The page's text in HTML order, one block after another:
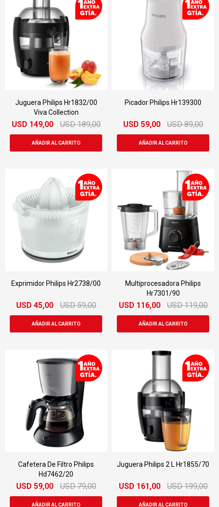
Juguera Philips Hr1832/00
Viva Collection
USD 149,00 USD 189,00
Picador Philips Hr139300
USD 59,00 USD 89,00
Exprimidor Philips Hr2738/00
USD 45,00 USD 59,00
Multiprocesadora Philips
Hr7301/90
USD 116,00 USD 119,00
Cafetera De Filtro Philips
Hd7462/20
USD 59,00 USD 79,00
Juguera Philips 2 L Hr1855/70
USD 161,00 USD 199,00